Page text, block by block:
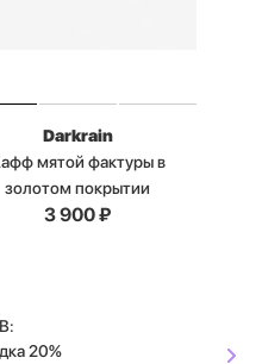
Darkrain
мятой фактуры в
золотом покрытии
3 900₽
20%